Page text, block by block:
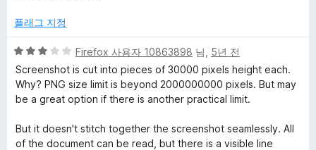
플래그 지정
5
점
만
점
3
점
Firefox 사용자 10863898 님, 5년 전
Screenshot is cut into pieces of 30000 pixels height each.
Why? PNG size limit is beyond 2000000000 pixels. But may
be a great option if there is another practical limit.
But it doesn't stitch together the screenshot seamlessly. All
of the document can be read, but there is a visible line